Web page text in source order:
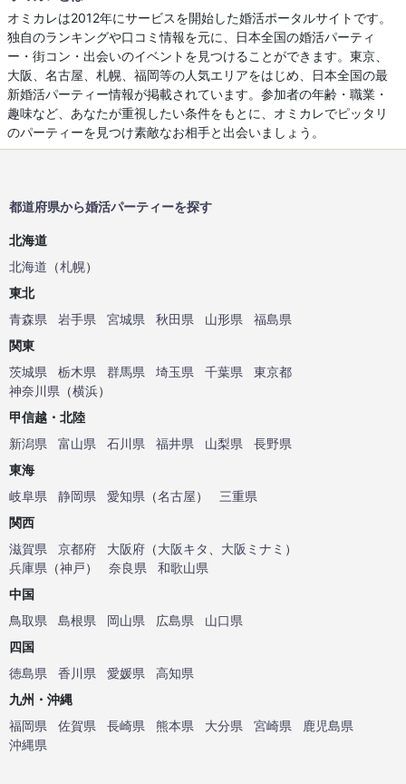
オミカレは2012年にサービスを開始した婚活ポータルサイトです。
独自のランキングや口コミ情報を元に、日本全国の婚活パーティ
ー・街コン・出会いのイベントを見つけることができます。東京、
大阪、名古屋、札幌、福岡等の人気エリアをはじめ、日本全国の最
新婚活パーティー情報が掲載されています。参加者の年齢・職業・
趣味など、あなたが重視したい条件をもとに、オミカレでピッタリ
のパーティーを見つけ素敵なお相手と出会いましょう。
都道府県から婚活パーティーを探す
北海道
北海道 （札幌）
東北
青森県
岩手県 宮城県 秋田県 山形県
福島県
関東
茨城県
栃木県 群馬県 埼玉県 千葉県
東京都
神奈川県 （横浜）
甲信越・北陸
新潟県
富山県 石川県 福井県 山梨県
長野県
東海
岐阜県
静岡県 愛知県 （名古屋）
三重県
関西
滋賀県
京都府 大阪府 （大阪キタ 大阪ミナミ ）
兵庫県 （神戸） 奈良県
和歌山県
中国
鳥取県
島根県 岡山県 広島県
山口県
四国
徳島県
香川県 愛媛県
高知県
九州・沖縄
福岡県
佐賀県 長崎県 熊本県 大分県 宮崎県
鹿児島県
沖縄県